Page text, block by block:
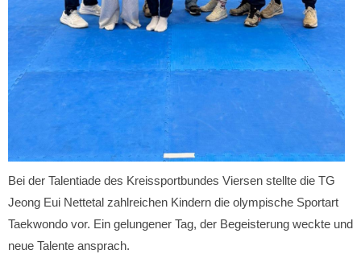
Bei der Talentiade des Kreissportbundes Viersen stellte die TG
Jeong Eui Nettetal zahlreichen Kindern die olympische Sportart
Taekwondo vor. Ein gelungener Tag, der Begeisterung weckte und
neue Talente ansprach.